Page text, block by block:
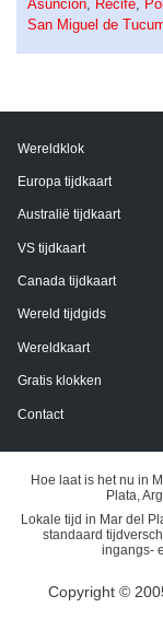
Asunción, Recife,
San Miguel de
Wereldklok
Europa tijdkaart
Australië tijdkaart
VS tijdkaart
Canada tijdkaart
Wereld tijdgids
Wereldkaart
Gratis klokken
Contact
Hoe laat is het nu in
Plata,
Lokale tijd in Mar del
standaard
ingangs-
Copyright ©